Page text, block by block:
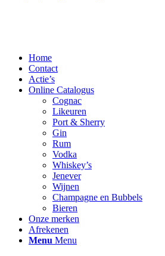
Home
Contact
Actie’s
Online Catalogus
Cognac
Likeuren
Port & Sherry
Gin
Rum
Vodka
Whiskey’s
Jenever
Wijnen
Champagne en Bubbels
Bieren
Onze merken
Afrekenen
Menu Menu